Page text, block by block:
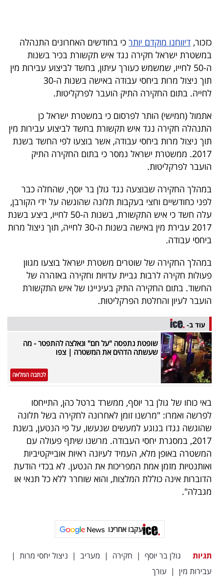
5
המילון
הכלכלי
פודקאסט
40
UNDER
40
שיתופי
פעולה
ניוזלטרים
אדום
פרסמו
באייס
עקבו
אחרינו:
כזכור, דיווחנו מוקדם יותר כי בחודשים האחרונים התנהלה
במשטרת ישראל חקירה נגד איש תקשורת בכיר בשנות
ה-50 לחייו, שמשמש כעורך עיתון, בחשד לביצוע עבירות מין
תוך ניצול מרות ביחסי עבודה באישה בשנות ה-30
לחייה. בתום החקירה התיק הועבר לפרקליטות.
אתמול (חמישי) הותר לפרסום כי במשטרת ישראל כן
התנהלה חקירה נגד איש תקשורת בחשד לביצוע עבירות מין
תוך ניצול מרות ביחסי עבודה, אשר בוצעו לפי החשד בשנת
2017. ממשטרת ישראל נמסר כי בתום החקירה התיק
הועבר לפרקליטות.
במהלך החקירה שבוצעה נגד גולן בר יוסף, שהחלה כבר
לפני כחודשיים וחצי בעקבות תלונה שהוגשה על ידי הקורבן,
עלה חשד כי איש התקשורת, בשנות ה-50 לחייו, ביצע בשנת
2017 עבירת מין באישה בשנות ה-30 לחייה, תוך ניצול מרות
ביחסי עבודה.
במהלך החקירה של שוטרים משטרת ישראל בוצעו מגוון
פעולות חקירה לרבות גביית עדויות וחקירה באזהרה של
החשוד. בתום החקירה התיק בעיניינו של איש התקשורת
הועבר לעיון והחלטת הפרקליטות.
עוד ב-
שופטת נתפסה "על חם" ונאלצה להתפטר - מה
שעשתה הדהים את המשטרה | צפו
לכתבה המלאה
באי כוחו של גולן בר יוסף, ממשרד ברטל כהן, התייחסו
לפרשה ואמרו: "מרשנו זומן לאחרונה לחקירה בשל תלונה
שהוגשה נגדו בנוגע למעשים שנעשו, על פי הנטען, בשנת
2017, במסגרת יחסי העבודה. מרשנו שיתף פעולה עם
המשטרה באופן מלא, העמיד לעיונה ראיות אובייקטיביות
ואותנטיות מזמן אמת המפריכות את הנטען. לא בכדי הודעת
הדוברות אינה כוללת המלצות, והוא שוחרר ללא כל תנאי או
מגבלה".
עקבו אחרינו
תגיות גולן בר יוסף | חקירה | מעריב | ניצול יחסי מרות |
עבירות מין | עורך